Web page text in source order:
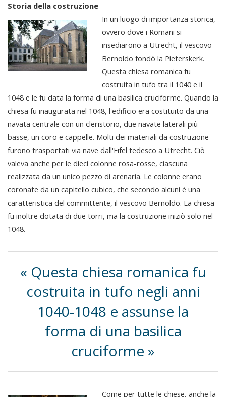
Storia della costruzione
In un luogo di importanza storica,
ovvero dove i Romani si
insediarono a Utrecht, il vescovo
Bernoldo fondò la Pieterskerk.
Questa chiesa romanica fu
costruita in tufo tra il 1040 e il
1048 e le fu data la forma di una basilica cruciforme. Quando la
chiesa fu inaugurata nel 1048, l'edificio era costituito da una
navata centrale con un cleristorio, due navate laterali più
basse, un coro e cappelle. Molti dei materiali da costruzione
furono trasportati via nave dall'Eifel tedesco a Utrecht. Ciò
valeva anche per le dieci colonne rosa-rosse, ciascuna
realizzata da un unico pezzo di arenaria. Le colonne erano
coronate da un capitello cubico, che secondo alcuni è una
caratteristica del committente, il vescovo Bernoldo. La chiesa
fu inoltre dotata di due torri, ma la costruzione iniziò solo nel
1048.
Questa chiesa romanica fu
costruita in tufo negli anni
1040-1048 e assunse la
forma di una basilica
cruciforme
Come per tutte le chiese, anche la